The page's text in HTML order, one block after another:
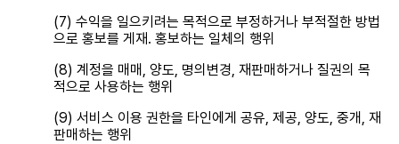
(7) 수익을 일으키려는 목적으로 부정하거나 부적절한 방법
으로 홍보를 게재. 홍보하는 일체의 행위
(8) 계정을 매매, 양도, 명의변경, 재판매하거나 질권의 목
적으로 사용하는 행위
(9) 서비스 이용 권한을 타인에게 공유, 제공, 양도, 중개, 재
판매하는 행위